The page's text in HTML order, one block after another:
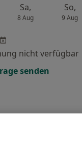
Sa,
8 Aug
So,
9 Aug
nicht verfügbar
senden